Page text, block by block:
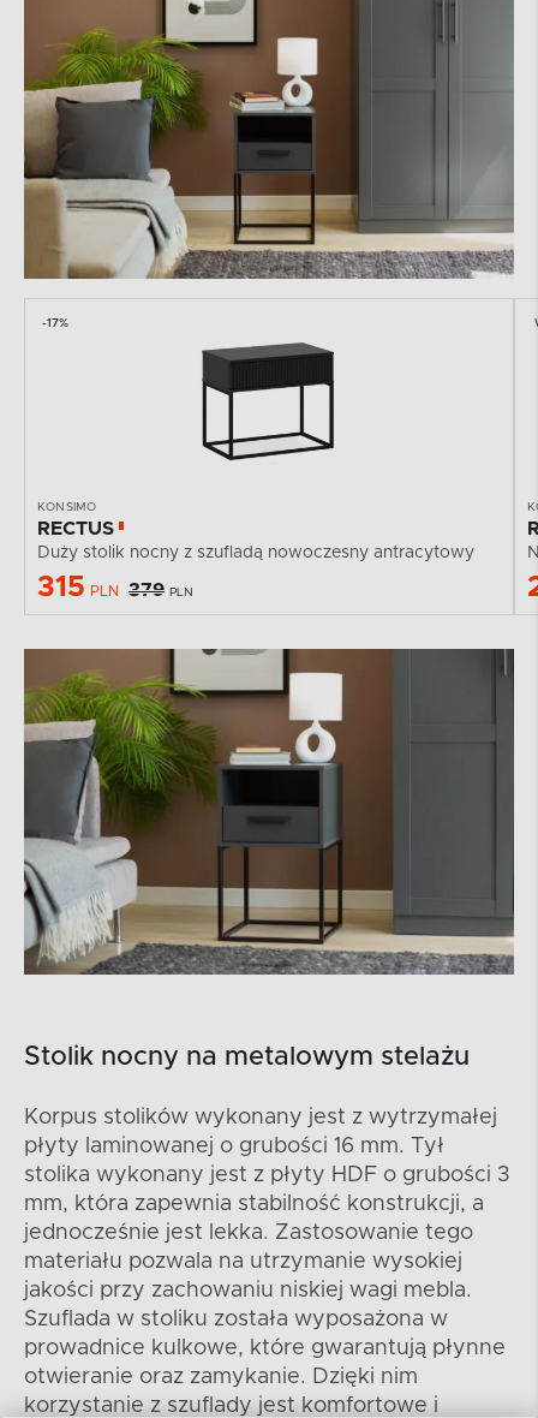
-17%
KONSIMO
RECTUS
Duży stolik nocny z szufladą nowoczesny antracytowy
315 PLN 379 PLN
Stolik nocny na metalowym stelażu
Korpus stolików wykonany jest z wytrzymałej
płyty laminowanej o grubości 16 mm. Tył
stolika wykonany jest z płyty HDF o grubości 3
mm, która zapewnia stabilność konstrukcji, a
jednocześnie jest lekka. Zastosowanie tego
materiału pozwala na utrzymanie wysokiej
jakości przy zachowaniu niskiej wagi mebla.
Szuflada w stoliku została wyposażona w
prowadnice kulkowe, które gwarantują płynne
otwieranie oraz zamykanie. Dzięki nim
korzystanie z szuflady jest komfortowe i